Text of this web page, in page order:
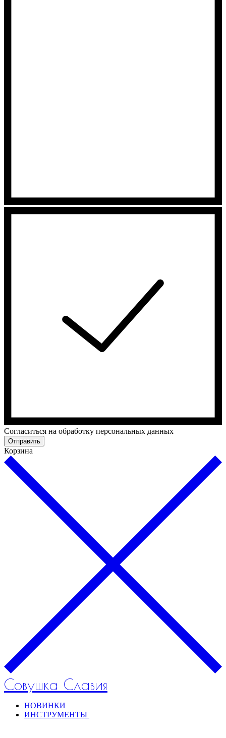
Cогласиться на обработку персональных данных
Отправить
Корзина
Совушка Славия
НОВИНКИ
ИНСТРУМЕНТЫ